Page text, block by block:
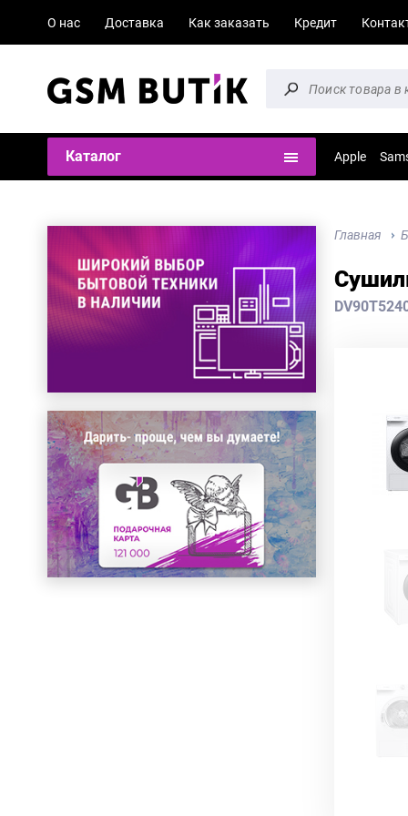
О нас Доставка Как заказать Кредит
Каталог Apple
Главная